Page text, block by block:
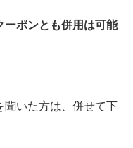
ーポンとも併用は可能
聞いた方は、併せて下